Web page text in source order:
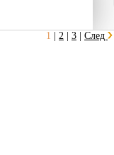
1 2 3 След